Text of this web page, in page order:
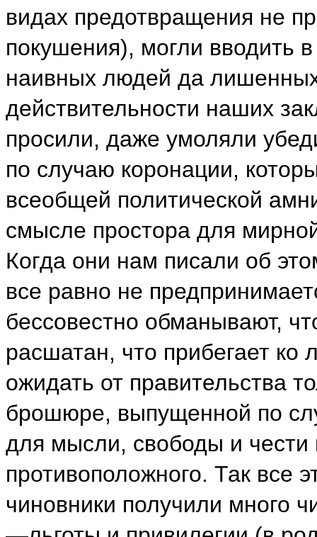
видах предотвращения не
покушения), могли вводить
наивных людей да
действительности наших
просили, даже умоляли
по случаю коронации,
всеобщей политической
смысле простора для
Когда они нам писали об
все равно не
бессовестно обманывают,
расшатан, что прибегает ко
ожидать от правительства
брошюре, выпущенной по
для мысли, свободы и чести
противоположного. Так все
чиновники получили много